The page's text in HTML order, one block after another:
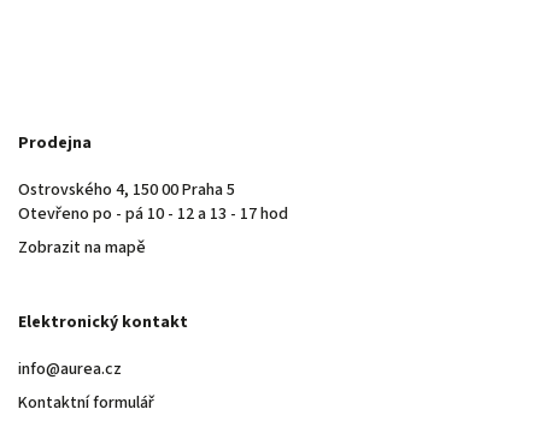
Prodejna
Ostrovského 4, 150 00 Praha 5
Otevřeno po - pá 10 - 12 a 13 - 17 hod
Zobrazit na mapě
Elektronický kontakt
info@aurea.cz
Kontaktní formulář